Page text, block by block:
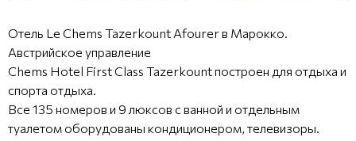
Отель Le Chems Tazerkount Afourer в Марокко.
Австрийское управление
Chems Hotel First Class Tazerkount построен для отдыха и
спорта отдыха.
Все 135 номеров и 9 люксов с ванной и отдельным
туалетом оборудованы кондиционером, телевизоры.